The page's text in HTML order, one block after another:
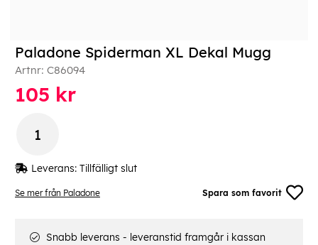
Se mer från Paladone Spara som favorit
Paladone Spiderman XL Dekal Mugg
Artnr: C86094
105 kr
Leverans: Tillfälligt slut
Snabb leverans - leveranstid framgår i kassan